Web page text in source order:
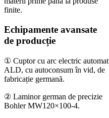
finite.
Echipamente avansate
de producție
① Cuptor cu arc electric automat
ALD, cu autoconsum în vid, de
fabricație germană.
② Laminor german de precizie
Bohler MW120×100-4.